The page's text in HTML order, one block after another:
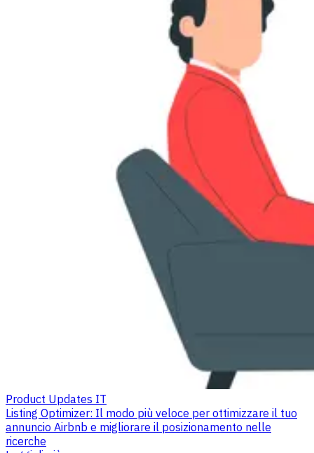
Product Updates IT
Listing Optimizer: Il modo più veloce per ottimizzare il tuo
annuncio Airbnb e migliorare il posizionamento nelle
ricerche